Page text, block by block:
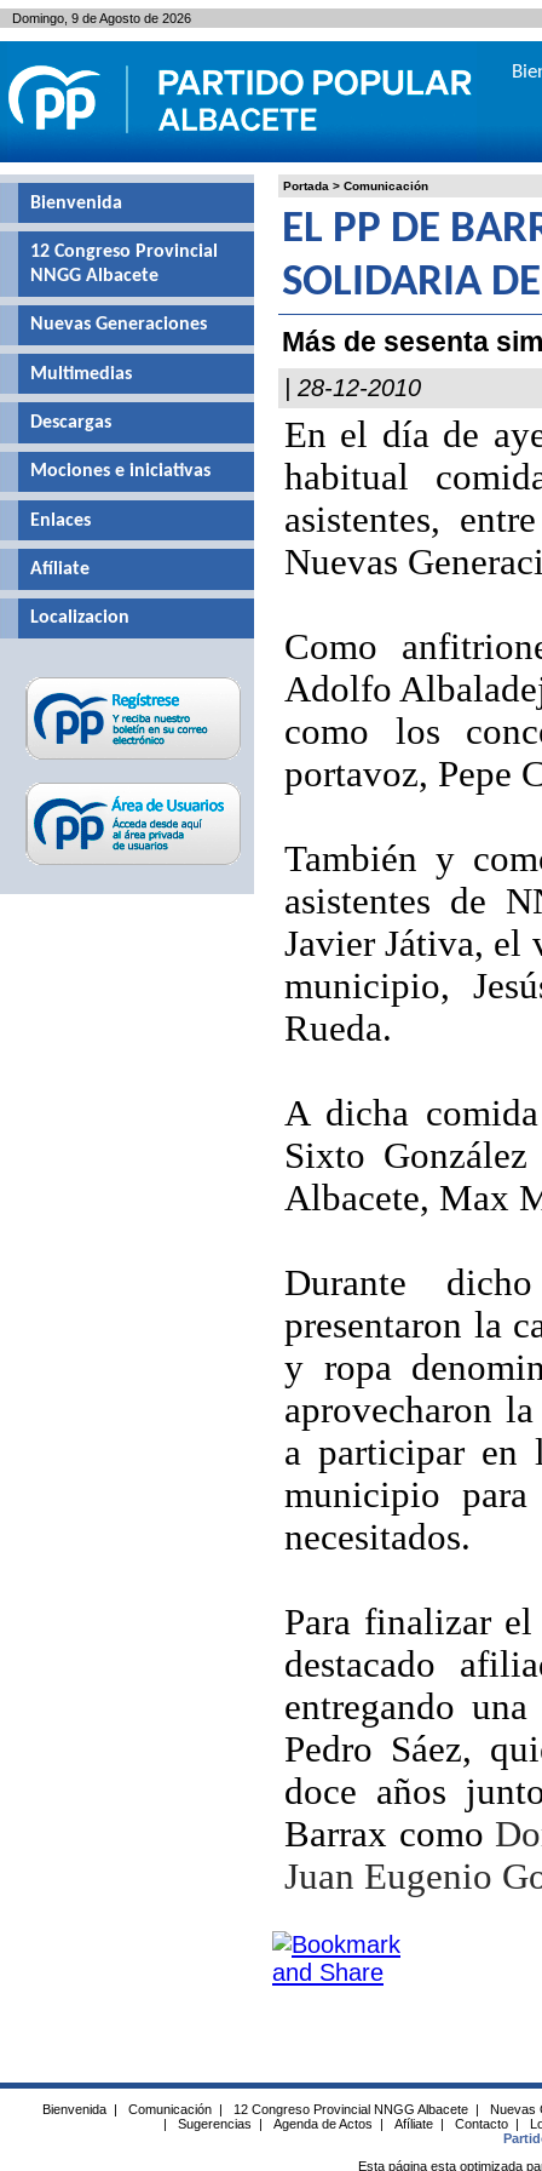
Portada > Comunicación
EL PP DE
SOLIDARIA
Más de sesenta
| 28-12-2010
En el día de
habitual
asistentes,
Nuevas
Como
Adolfo
como los
portavoz, Pepe
También y
asistentes de
Javier Játiva, el
municipio,
Rueda.
A dicha
Sixto
Albacete, Max
Durante
presentaron la
y ropa
aprovecharon
a participar en
municipio
necesitados.
Para finalizar
destacado
entregando
Pedro Sáez,
doce años
Barrax como
Juan Eugenio
Bienvenida
12 Congreso Provincial
NNGG Albacete
Nuevas Generaciones
Multimedias
Descargas
Mociones e iniciativas
Enlaces
Afíliate
Localizacion
Domingo, 9 de Agosto de 2026
Bienvenida | Comunicación | 12 Congreso Provincial NNGG Albacete |
Nuevas
|
Sugerencias | Agenda de Actos | Afíliate | Contacto |
Esta página esta optimizada